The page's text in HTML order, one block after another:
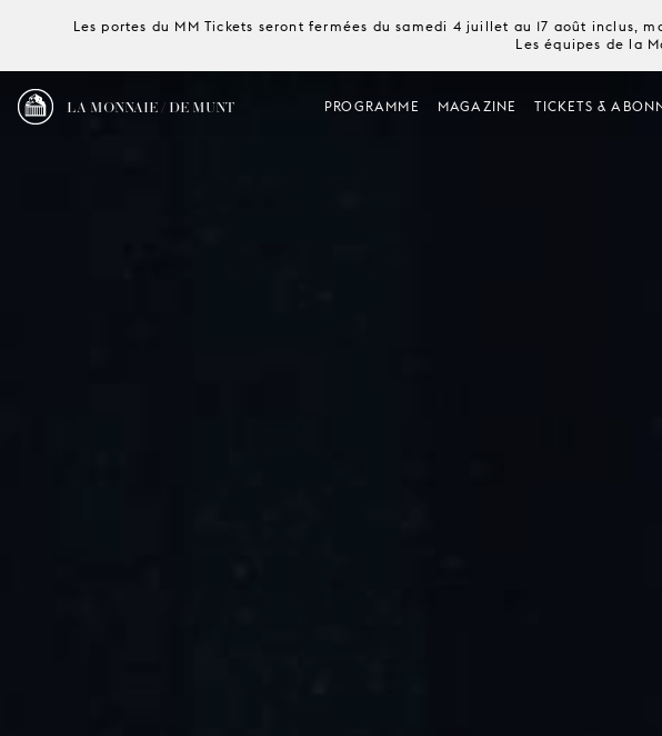
Les portes du MM Tickets seront fermées du samedi 4 juillet au 17 août
Les équipes de la
LA MONNAIE / DE MUNT PROGRAMME MAGAZINE TICKETS &